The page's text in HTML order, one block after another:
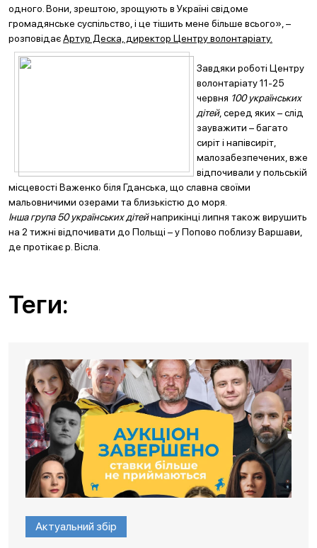
одного. Вони, зрештою, зрощують в Україні свідоме
громадянське суспільство, і це тішить мене більше всього», –
розповідаєАртур Деска, директор Центру волонтаріату.
Завдяки роботі Центру
волонтаріату 11-25
червня 100 українських
дітей, серед яких – слід
зауважити – багато
сиріт і напівсиріт,
малозабезпечених, вже
відпочивали у польській
місцевості Важенко біля Гданська, що славна своїми
мальовничими озерами та близькістю до моря.
Інша група 50 українських дітейнаприкінці липня також вирушить
на 2 тижні відпочивати до Польщі – у Попово поблизу Варшави,
де протікає р. Вісла.
Теги:
Актуальний збір